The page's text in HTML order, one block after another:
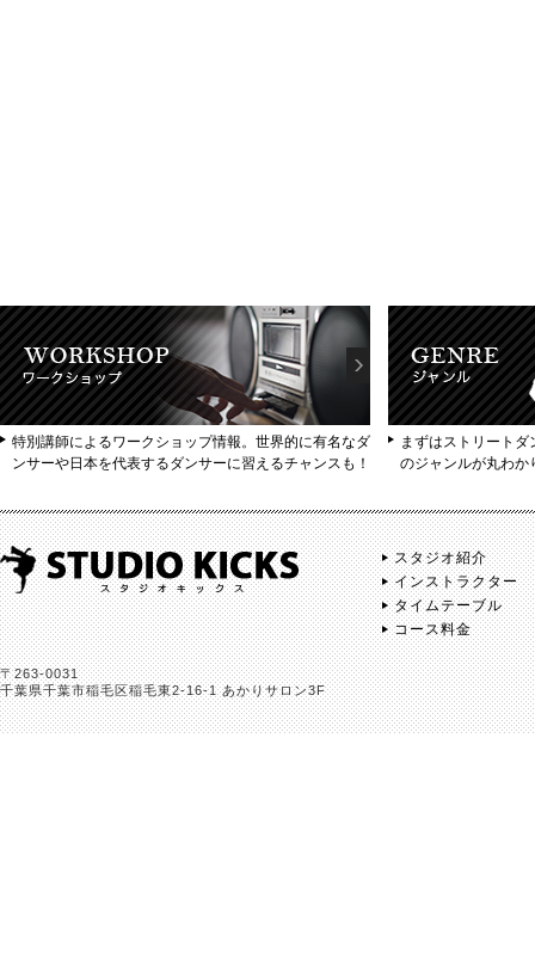
特別講師によるワークショップ情報。世界的に有名なダ
ンサーや日本を代表するダンサーに習えるチャンスも！
まずはストリート
のジャンルが丸わか
〒263-0031
千葉県千葉市稲毛区稲毛東2-16-1 あかりサロン3F
スタジオ紹介
インストラクター
タイムテーブル
コース料金